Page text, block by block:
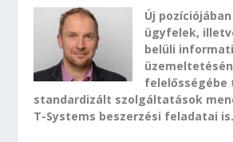
Új
ügyfelek,
belüli
felelősségébe
standardizált szolgáltatások
T-Systems beszerzési feladatai is.